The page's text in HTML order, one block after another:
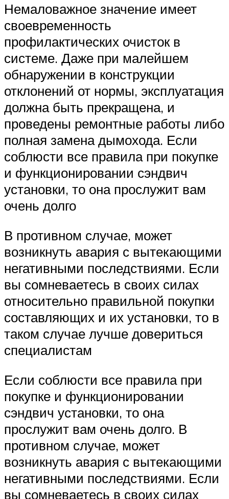
Немаловажное значение имеет
своевременность
профилактических очисток в
системе. Даже при малейшем
обнаружении в конструкции
отклонений от нормы, эксплуатация
должна быть прекращена, и
проведены ремонтные работы либо
полная замена дымохода. Если
соблюсти все правила при покупке
и функционировании сэндвич
установки, то она прослужит вам
очень долго
В противном случае, может
возникнуть авария с вытекающими
негативными последствиями. Если
вы сомневаетесь в своих силах
относительно правильной покупки
составляющих и их установки, то в
таком случае лучше довериться
специалистам
Если соблюсти все правила при
покупке и функционировании
сэндвич установки, то она
прослужит вам очень долго. В
противном случае, может
возникнуть авария с вытекающими
негативными последствиями. Если
вы сомневаетесь в своих силах